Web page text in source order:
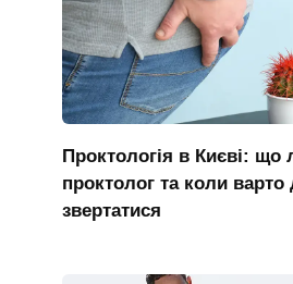
Проктологія в Києві: що
проктолог та коли варто
звертатися